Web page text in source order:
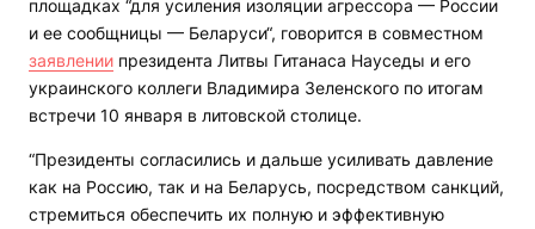
площадках “для усиления изоляции агрессора — России
и ее сообщницы — Беларуси“, говорится в совместном
заявлении президента Литвы Гитанаса Науседы и его
украинского коллеги Владимира Зеленского по итогам
встречи 10 января в литовской столице.
“Президенты согласились и дальше усиливать давление
как на Россию, так и на Беларусь, посредством санкций,
стремиться обеспечить их полную и эффективную